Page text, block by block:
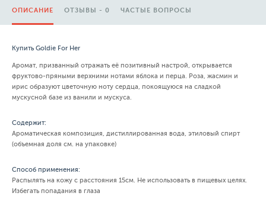
ОПИСАНИЕ ОТЗЫВЫ - 0 ЧАСТЫЕ ВОПРОСЫ
Купить Goldie For Her
Аромат, призванный отражать её позитивный настрой, открывается
фруктово-пряными верхними нотами яблока и перца. Роза, жасмин и
ирис образуют цветочную ноту сердца, покоящуюся на сладкой
мускусной базе из ванили и мускуса.
Содержит:
Ароматическая композиция, дистиллированная вода, этиловый спирт
(объемная доля см. на упаковке)
Способ применения:
Распылять на кожу с расстояния 15см. Не использовать в пищевых целях.
Избегать попадания в глаза